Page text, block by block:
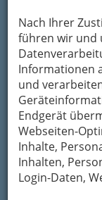
Nach Ihrer
führen wir und
Informationen
und
Endgerät
Webseiten-
Inhalte,
Inhalten,
Login-Daten,
Meine Email
Mein Betreff
Meine